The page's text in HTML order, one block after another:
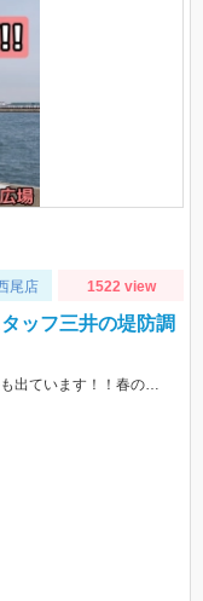
尾店 1522 view
ッフ三井の堤防調